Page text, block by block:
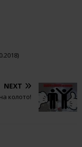
NEXT
колото!